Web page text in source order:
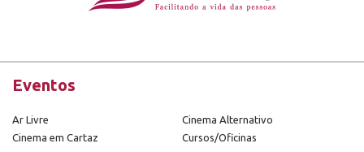
Eventos
Ar Livre
Cinema Alternativo
Cinema em Cartaz
Cursos/Oficinas